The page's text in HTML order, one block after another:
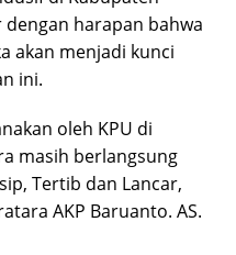
harapan bahwa
akan menjadi kunci
ini.
oleh KPU di
masih berlangsung
Tertib dan Lancar,
AKP Baruanto. AS.